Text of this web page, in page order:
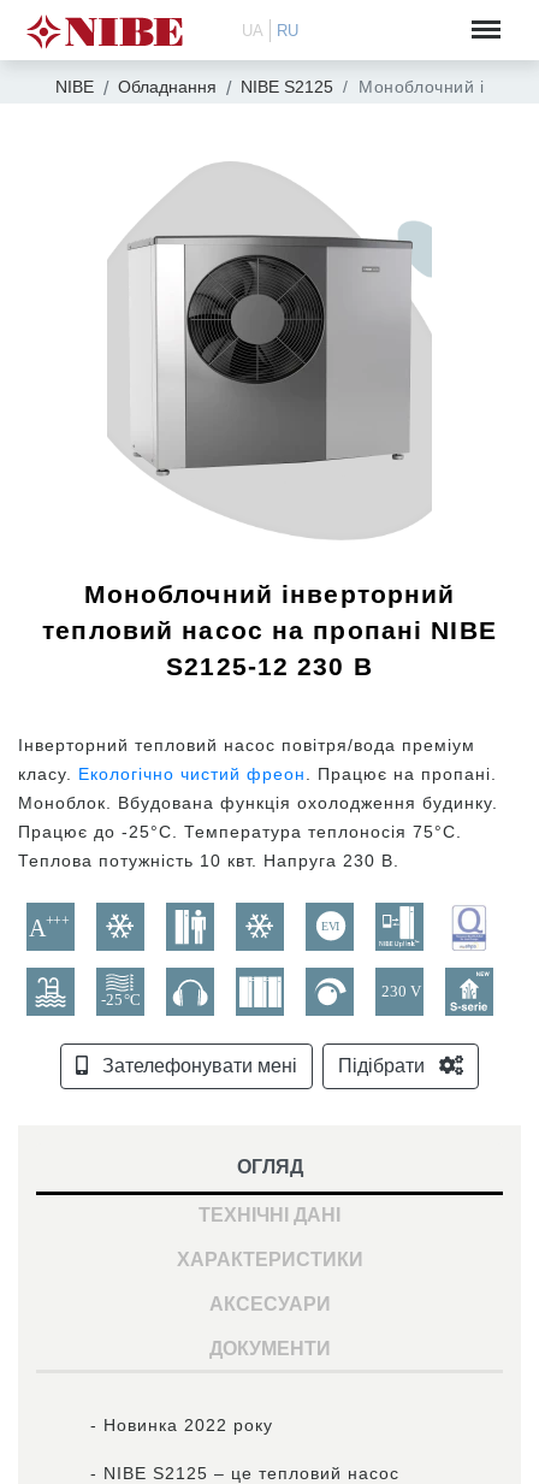
UA RU
NIBE Обладнання NIBE S2125 Моноблочний
Моноблочний інверторний
тепловий насос на пропані NIBE
S2125-12 230 В
Інверторний тепловий насос повітря/вода преміум
класу. Екологічно чистий фреон
. Працює на пропані.
Моноблок. Вбудована функція охолодження будинку.
Працює до -25°C. Температура теплоносія 75°C.
Теплова потужність 10 квт. Напруга 230 В.
Зателефонувати мені Підібрати
ОГЛЯД
ТЕХНІЧНІ ДАНІ
ХАРАКТЕРИСТИКИ
АКСЕСУАРИ
ДОКУМЕНТИ
- Новинка 2022 року
- NIBE S2125 – це тепловий насос